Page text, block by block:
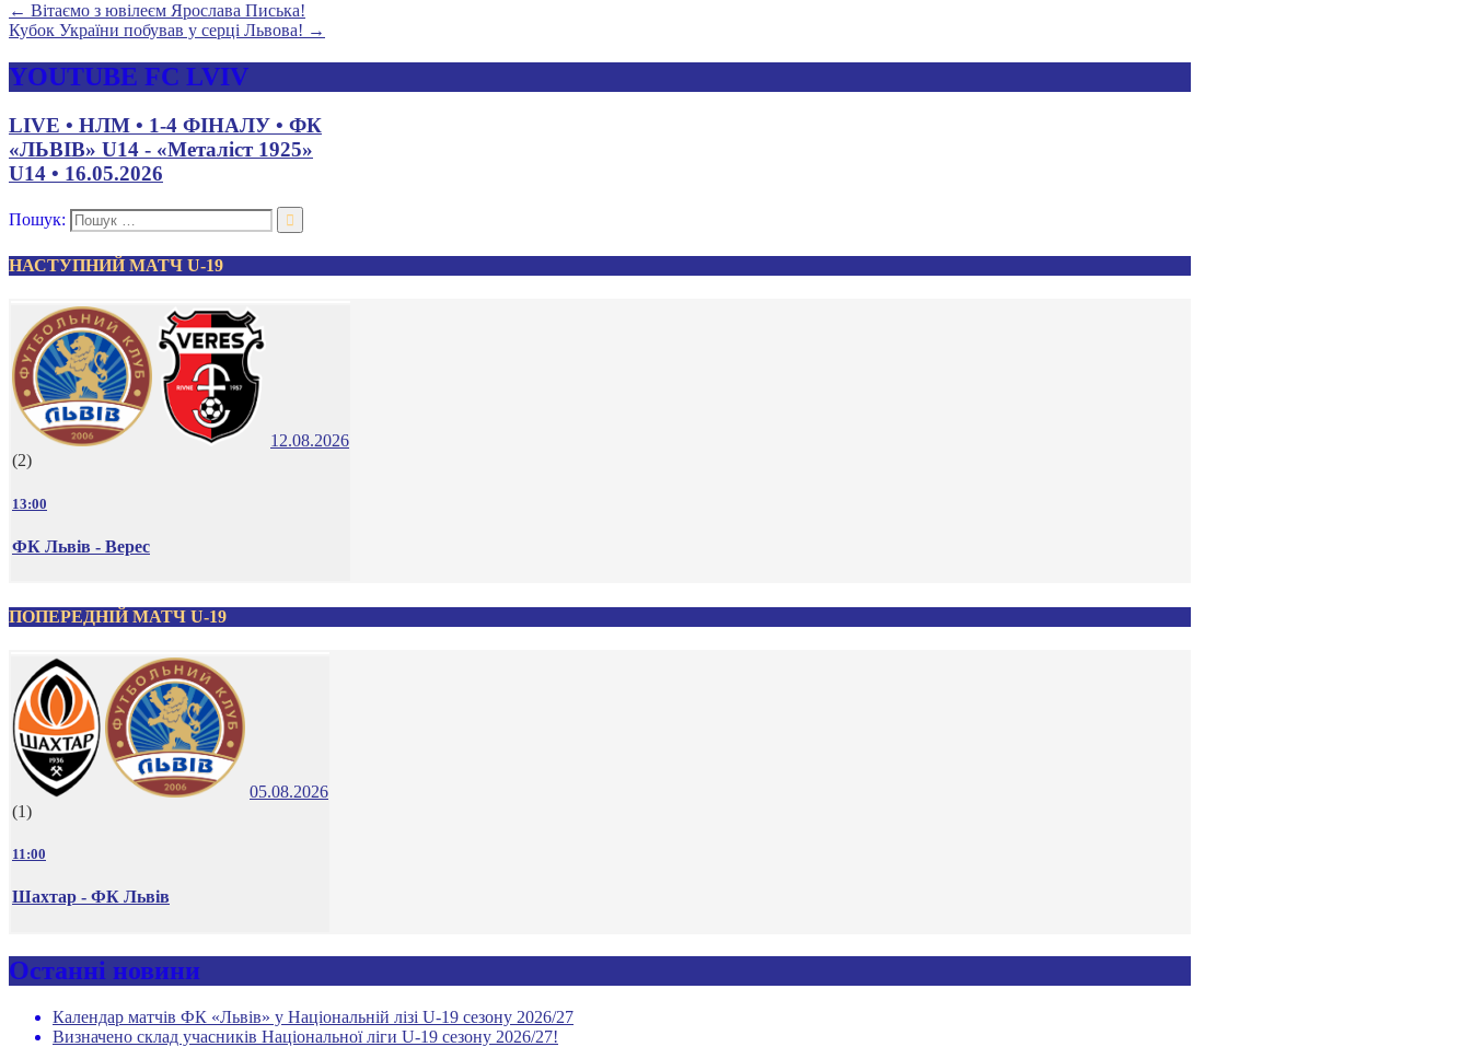
← Вітаємо з ювілеєм Ярослава Писька!
Кубок України побував у серці Львова! →
YOUTUBE FC LVIV
LIVE • НЛМ • 1-4 ФІНАЛУ • ФК
«ЛЬВІВ» U14 - «Металіст 1925»
U14 • 16.05.2026
Пошук:
НАСТУПНИЙ МАТЧ U-19
12.08.2026
(2)
13:00
ФК Львів - Верес
ПОПЕРЕДНІЙ МАТЧ U-19
05.08.2026
(1)
11:00
Шахтар - ФК Львів
Останні новини
Календар матчів ФК «Львів» у Національній лізі U-19 сезону 2026/27
Визначено склад учасників Національної ліги U-19 сезону 2026/27!